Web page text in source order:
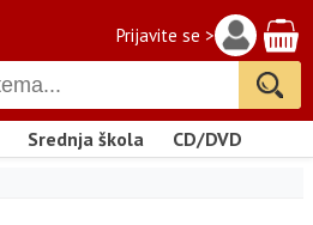
Prijavite se >
Srednja škola
CD/DVD